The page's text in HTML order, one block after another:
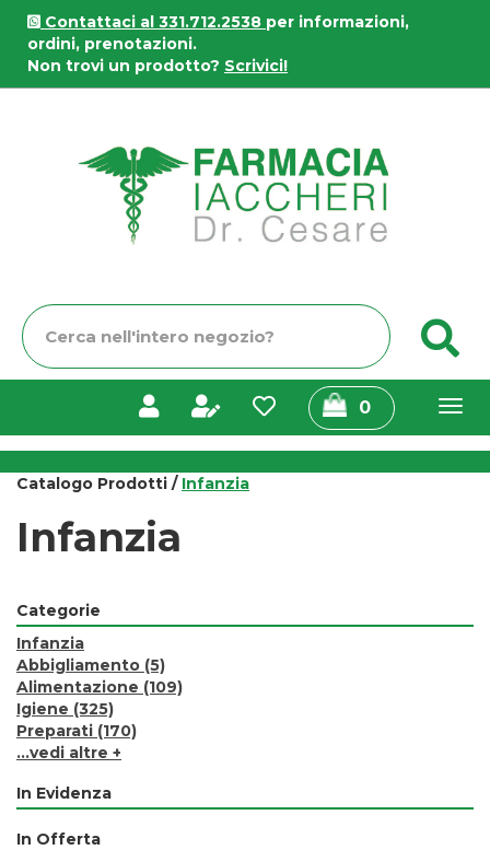
Passa
contenuto
principale
Contattaci al 331.712.2538 per informazioni,
ordini, prenotazioni.
Non trovi un prodotto? Scrivici!
Cerca
Prodotto
0prodotti
inseriti
Catalogo Prodotti / Infanzia
Infanzia
Categorie
Infanzia
Abbigliamento (5)
Alimentazione (109)
Igiene (325)
Preparati (170)
...vedi altre +
In Evidenza
In Offerta